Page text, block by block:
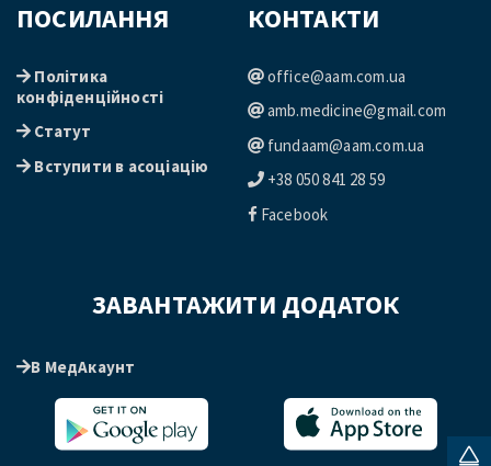
ПОСИЛАННЯ
Політика
конфіденційності
Статут
Вступити в асоціацію
КОНТАКТИ
office@aam.com.ua
amb.medicine@gmail.com
fundaam@aam.com.ua
+38 050 841 28 59
Facebook
ЗАВАНТАЖИТИ ДОДАТОК
В МедАкаунт